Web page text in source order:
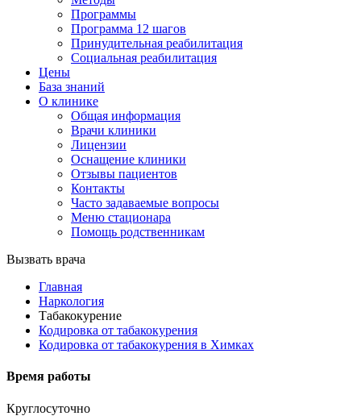
Программы
Программа 12 шагов
Принудительная реабилитация
Социальная реабилитация
Цены
База знаний
О клинике
Общая информация
Врачи клиники
Лицензии
Оснащение клиники
Отзывы пациентов
Контакты
Часто задаваемые вопросы
Меню стационара
Помощь родственникам
Вызвать врача
Главная
Наркология
Табакокурение
Кодировка от табакокурения
Кодировка от табакокурения в Химках
Время работы
Круглосуточно